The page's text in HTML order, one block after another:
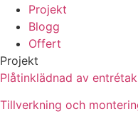
Projekt
Blogg
Offert
Projekt
Plåtinklädnad av
Tillverkning och